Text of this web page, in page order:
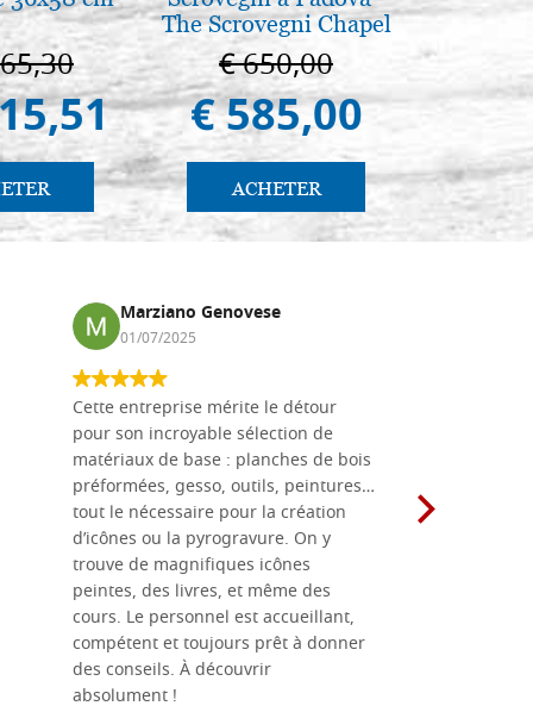
The Scrovegni Chapel
in Padua
€ 650,00
€ 585,00
ACHETER
€
Marziano Genovese
01/07/2025
Cette entreprise mérite le détour
pour son incroyable sélection de
matériaux de base : planches de bois
préformées, gesso, outils, peintures…
tout le nécessaire pour la création
d’icônes ou la pyrogravure. On y
trouve de magnifiques icônes
peintes, des livres, et même des
cours. Le personnel est accueillant,
compétent et toujours prêt à donner
des conseils. À découvrir
absolument !